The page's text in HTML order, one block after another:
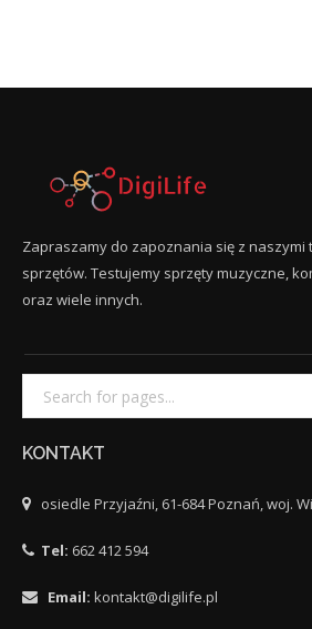
Zapraszamy do zapoznania się z
sprzętów. Testujemy sprzęty muzyczne,
oraz wiele innych.
KONTAKT
osiedle Przyjaźni, 61-684 Poznań, woj.
Tel: 662 412 594
Email: kontakt@digilife.pl